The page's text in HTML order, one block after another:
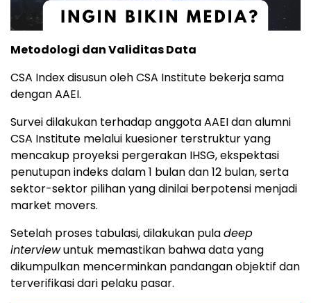
Metodologi danValiditasData
CSA IndexdisusunolehCSA Institute bekerjasama
denganAAEI.
Surveidilakukan terhadapanggotaAAEIdanalumni
CSA Institute melalui kuesioner terstrukturyang
mencakup proyeksi pergerakan IHSG,ekspektasi
penutupanindeksdalam1 bulandan12 bulan,serta
sektor-sektor pilihanyangdinilai berpotensi menjadi
market movers.
Setelah proses tabulasi,dilakukan puladeep
interviewuntuk memastikan bahwadatayang
dikumpulkan mencerminkan pandanganobjektif dan
terverifikasidari pelaku pasar.